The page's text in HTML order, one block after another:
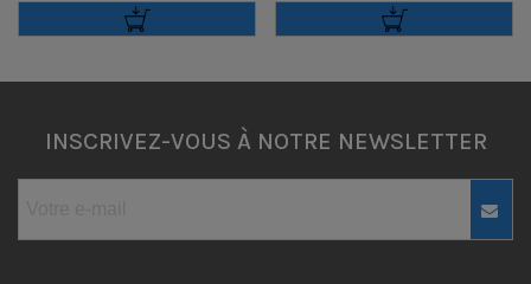
INSCRIVEZ-VOUS À NOTRE NEWSLETTER